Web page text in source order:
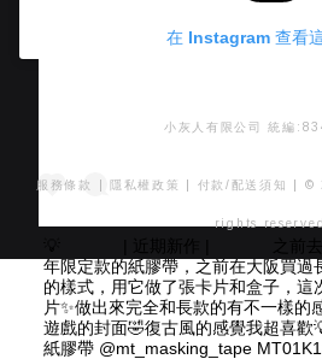
在 Instagram 查看
年限定款的紙膠帶，之前在大阪買過
的樣式，用它做了張卡片和盒子，這
片✨做出來完全和長款的有不一樣的
遊戲的封面🤣復古風的感覺我超喜
紙膠帶 @mt_masking_tape
小灰人有限公司 統編
服務條款 隱私權政策 付款/配送須知 | ©
rights